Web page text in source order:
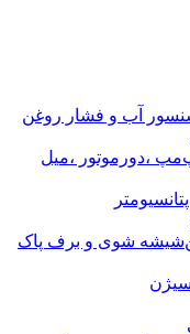
آب و فشار روغن
مپ ،دورموتور ،میل
شیشه شوی و برف پاک